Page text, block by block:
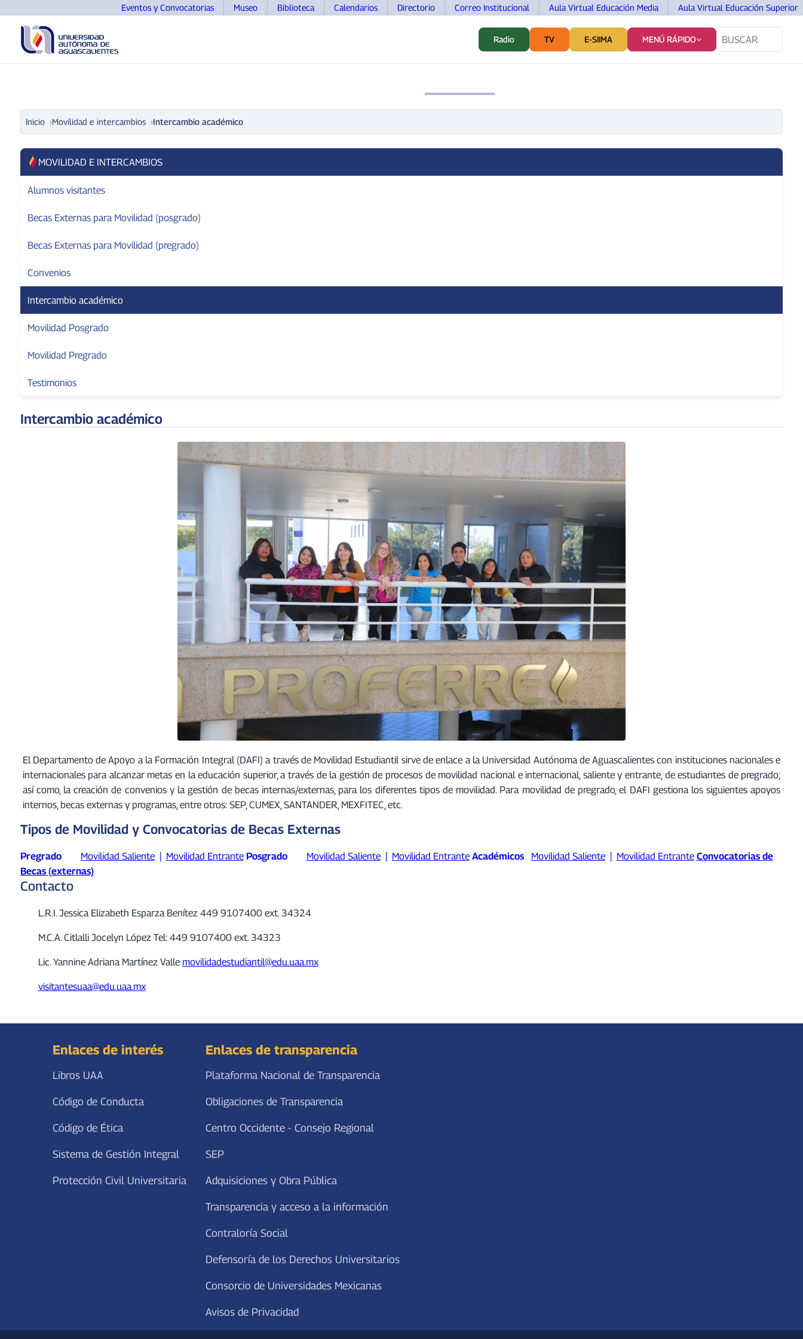
Eventos y Convocatorias Museo Biblioteca Calendarios Directorio Correo Institucional Aula Virtual Educación Media Aula Virtual Educación Superior
Radio TV E-SIIMA MENÚ RÁPIDO
Inicio Movilidad e intercambios Intercambio académico
MOVILIDAD E INTERCAMBIOS
Alumnos visitantes
Becas Externas para Movilidad (posgrado)
Becas Externas para Movilidad (pregrado)
Convenios
Intercambio académico
Movilidad Posgrado
Movilidad Pregrado
Testimonios
Intercambio académico
El Departamento de Apoyo a la Formación Integral (DAFI) a través de Movilidad Estudiantil sirve de enlace a la Universidad Autónoma de Aguascalientes con instituciones nacionales e
internacionales para alcanzar metas en la educación superior, a través de la gestión de procesos de movilidad nacional e internacional, saliente y entrante, de estudiantes de pregrado;
así como, la creación de convenios y la gestión de becas internas/externas, para los diferentes tipos de movilidad. Para movilidad de pregrado, el DAFI gestiona los siguientes apoyos
internos, becas externas y programas, entre otros: SEP, CUMEX, SANTANDER, MEXFITEC, etc.
Tipos de Movilidad y Convocatorias de Becas Externas
Pregrado Movilidad Saliente| Movilidad Entrante Posgrado Movilidad Saliente| Movilidad Entrante Académicos Movilidad Saliente| Movilidad Entrante Convocatorias de
Becas (externas)
Contacto
L.R.I. Jessica Elizabeth Esparza Benítez 449 9107400 ext. 34324
M.C.A. Citlalli Jocelyn López Tel: 449 9107400 ext. 34323
Lic. Yannine Adriana Martínez Valle movilidadestudiantil@edu.uaa.mx
visitantesuaa@edu.uaa.mx
Enlaces de interés
Libros UAA
Código de Conducta
Código de Ética
Sistema de Gestión Integral
Protección Civil Universitaria
Enlaces de transparencia
Plataforma Nacional de Transparencia
Obligaciones de Transparencia
Centro Occidente - Consejo Regional
SEP
Adquisiciones y Obra Pública
Transparencia y acceso a la información
Contraloría Social
Defensoría de los Derechos Universitarios
Consorcio de Universidades Mexicanas
Avisos de Privacidad